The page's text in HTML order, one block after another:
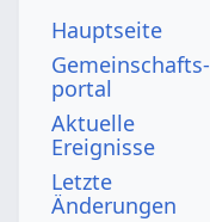
Hauptseite
Gemeinschafts­
portal
Aktuelle
Ereignisse
Letzte
Änderungen